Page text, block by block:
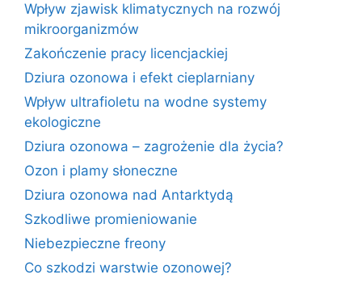
Wpływ zjawisk klimatycznych na rozwój
mikroorganizmów
Zakończenie pracy licencjackiej
Dziura ozonowa i efekt cieplarniany
Wpływ ultrafioletu na wodne systemy
ekologiczne
Dziura ozonowa – zagrożenie dla życia?
Ozon i plamy słoneczne
Dziura ozonowa nad Antarktydą
Szkodliwe promieniowanie
Niebezpieczne freony
Co szkodzi warstwie ozonowej?